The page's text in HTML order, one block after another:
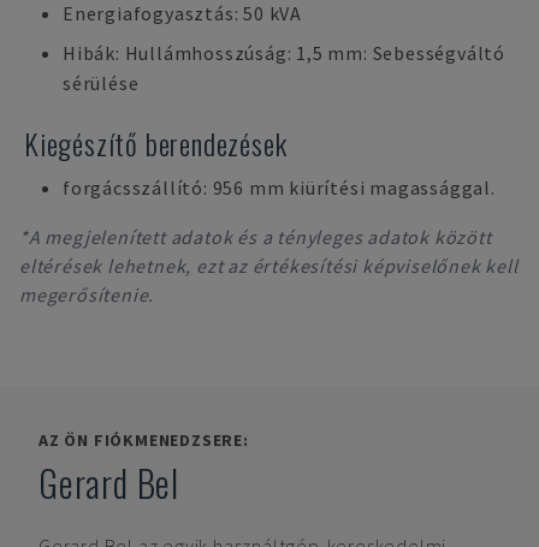
Energiafogyasztás: 50 kVA
Hibák: Hullámhosszúság: 1,5 mm: Sebességváltó
sérülése
Kiegészítő berendezések
forgácsszállító: 956 mm kiürítési magassággal.
*A megjelenített adatok és a tényleges adatok között
eltérések lehetnek, ezt az értékesítési képviselőnek kell
megerősítenie.
AZ ÖN FIÓKMENEDZSERE:
Gerard Bel